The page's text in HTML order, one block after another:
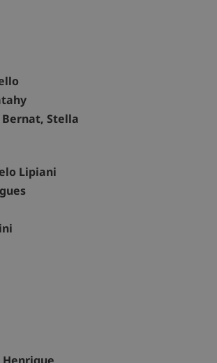
Stella
Lipiani
Henrique